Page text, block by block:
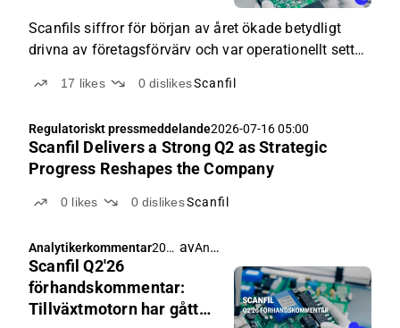
Scanfils siffror för början av året ökade betydligt
drivna av företagsförvärv och var operationellt sett
uppfattning, även med andra analytikers estimat.
17 likes 0dislikesScanfil
Regulatoriskt pressmeddelande2026-07-16 05:00
Scanfil Delivers a Strong Q2 as Strategic
Progress Reshapes the Company
0 likes 0 dislikesScanfil
Analytikerkommentar202
07-
04:3
av Antti Viljakainen
Scanfil Q2'26
förhandskommentar:
Tillväxtmotorn har gått